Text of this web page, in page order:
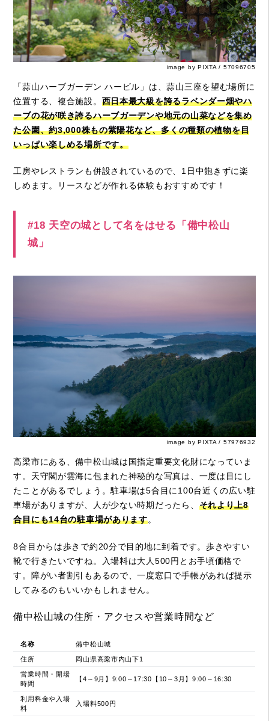
image by PIXTA / 57096705
「蒜山ハーブガーデン ハービル」は、蒜山三座を望む場所に
位置する、複合施設。 西日本最大級を誇るラベンダー畑やハ
ーブの花が咲き誇るハーブガーデンや地元の山菜などを集め
た公園、約3,000株もの紫陽花など、多くの種類の植物を目
いっぱい楽しめる場所です。
工房やレストランも併設されているので、1日中飽きずに楽
しめます。リースなどが作れる体験もおすすめです！
#18 天空の城として名をはせる「備中松山
城」
image by PIXTA / 57976932
高梁市にある、備中松山城は国指定重要文化財になっていま
す。天守閣が雲海に包まれた神秘的な写真は、一度は目にし
たことがあるでしょう。駐車場は5合目に100台近くの広い駐
車場がありますが、人が少ない時期だったら、 それより上8
合目にも14台の駐車場があります。
8合目からは歩きで約20分で目的地に到着です。歩きやすい
靴で行きたいですね。入場料は大人500円とお手頃価格で
す。障がい者割引もあるので、一度窓口で手帳があれば提示
してみるのもいいかもしれません。
備中松山城の住所・アクセスや営業時間など
名称 備中松山城
住所 岡山県高梁市内山下1
営業時間・開場
時間
【4～9月】9:00～17:30【10～3月】9:00～16:30
利用料金や入場
料
入場料500円